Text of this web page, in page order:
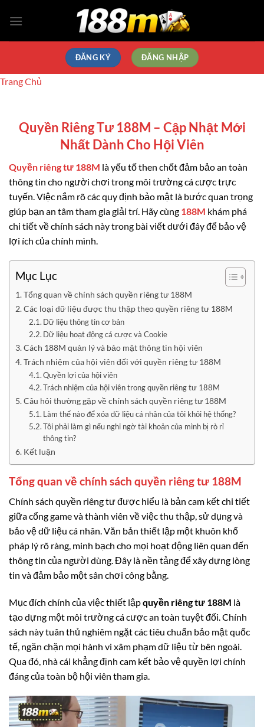
qua
ĐĂNG KÝ ĐĂNG NHẬP
Trang Chủ
Quyền Riêng Tư 188M – Cập Nhật Mới
Nhất Dành Cho Hội Viên
Quyền riêng tư 188M là yếu tố then chốt đảm bảo an toàn
thông tin cho người chơi trong môi trường cá cược trực
tuyến. Việc nắm rõ các quy định bảo mật là bước quan trọng
giúp bạn an tâm tham gia giải trí. Hãy cùng 188M khám phá
chi tiết về chính sách này trong bài viết dưới đây để bảo vệ
lợi ích của chính mình.
Mục Lục
Tổng quan về chính sách quyền riêng tư 188M
Các loại dữ liệu được thu thập theo quyền riêng tư 188M
Dữ liệu thông tin cơ bản
Dữ liệu hoạt động cá cược và Cookie
Cách 188M quản lý và bảo mật thông tin hội viên
Trách nhiệm của hội viên đối với quyền riêng tư 188M
Quyền lợi của hội viên
Trách nhiệm của hội viên trong quyền riêng tư 188M
Câu hỏi thường gặp về chính sách quyền riêng tư 188M
Làm thế nào để xóa dữ liệu cá nhân của tôi khỏi hệ thống?
Tôi phải làm gì nếu nghi ngờ tài khoản của mình bị rò rỉ
thông tin?
Kết luận
Tổng quan về chính sách quyền riêng tư 188M
Chính sách quyền riêng tư được hiểu là bản cam kết chi tiết
giữa cổng game và thành viên về việc thu thập, sử dụng và
bảo vệ dữ liệu cá nhân. Văn bản thiết lập một khuôn khổ
pháp lý rõ ràng, minh bạch cho mọi hoạt động liên quan đến
thông tin của người dùng. Đây là nền tảng để xây dựng lòng
tin và đảm bảo một sân chơi công bằng.
Mục đích chính của việc thiết lậpquyền riêng tư 188M là
tạo dựng một môi trường cá cược an toàn tuyệt đối. Chính
sách này tuân thủ nghiêm ngặt các tiêu chuẩn bảo mật quốc
tế, ngăn chặn mọi hành vi xâm phạm dữ liệu từ bên ngoài.
Qua đó, nhà cái khẳng định cam kết bảo vệ quyền lợi chính
đáng của toàn bộ hội viên tham gia.